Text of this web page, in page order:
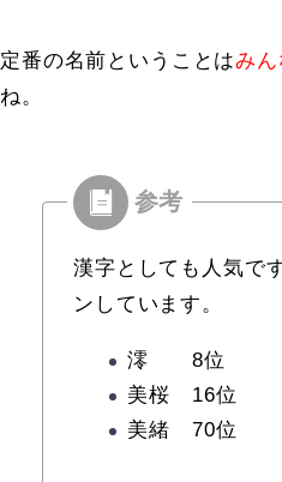
定番の名前ということはみ
ね。
漢字としても人気で
ンしています。
澪 8位
美桜 16位
美緒 70位